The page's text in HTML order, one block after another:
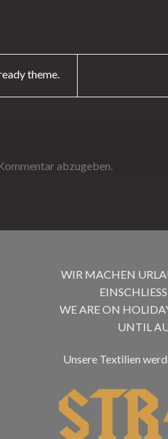
theme.
abzugeben.
WIR MACHEN
WE ARE ON
UNTIL
Unsere Textilien